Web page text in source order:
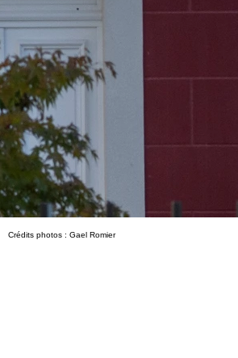
Crédits photos : Gael Romier